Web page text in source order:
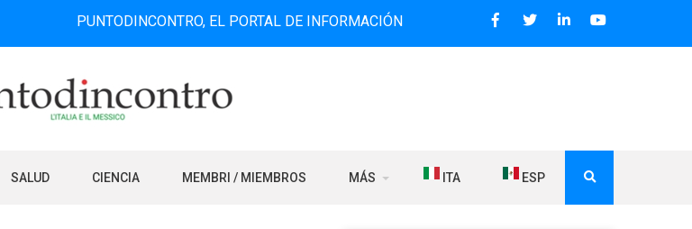
PUNTODINCONTRO, EL PORTAL DE INFORMACIÓN BILINGÜE QUE DESDE 2006 DIFUNDE NOTICIAS
SALUD CIENCIA MEMBRI / MIEMBROS MÁS ITA ESP